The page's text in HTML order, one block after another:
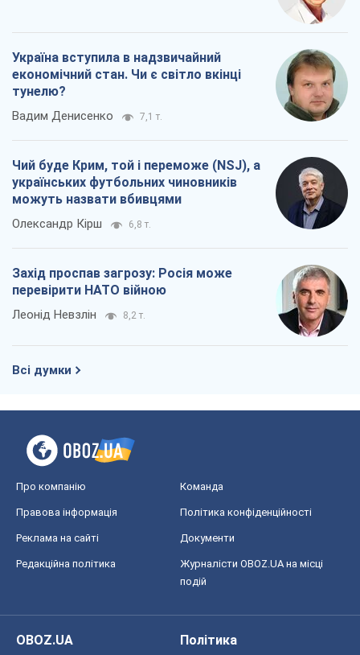
Україна вступила в надзвичайний
економічний стан. Чи є світло вкінці
тунелю?
Вадим Денисенко 7,1 т.
Чий буде Крим, той і переможе (NSJ), а
українських футбольних чиновників
можуть назвати вбивцями
Олександр Кірш 6,8 т.
Захід проспав загрозу: Росія може
перевірити НАТО війною
Леонід Невзлін 8,2 т.
Всі думки
Про компанію Команда
Правова інформація Політика конфіденційності
Реклама на сайті Документи
Редакційна політика
Журналісти OBOZ.UA на місці
подій
OBOZ.UA
Політика